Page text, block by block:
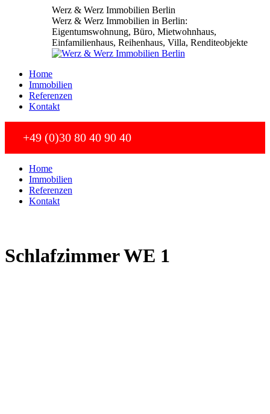
Werz & Werz Immobilien Berlin
Werz & Werz Immobilien in Berlin:
Eigentumswohnung, Büro, Mietwohnhaus,
Einfamilienhaus, Reihenhaus, Villa, Renditeobjekte
Home
Immobilien
Referenzen
Kontakt
+49 (0)30 80 40 90 40
Home
Immobilien
Referenzen
Kontakt
Schlafzimmer WE 1